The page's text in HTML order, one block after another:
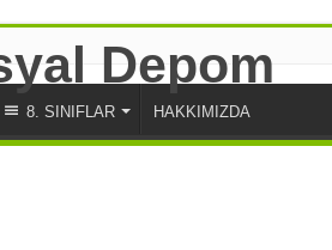
8. SINIFLAR HAKKIMIZDA